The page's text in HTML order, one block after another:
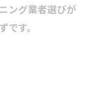
ング業者選びが
です。